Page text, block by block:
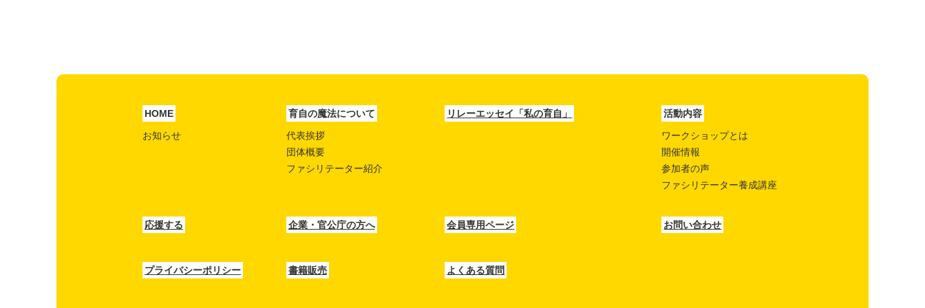
HOME
お知らせ
育自の魔法について
代表挨拶
団体概要
ファシリテーター紹介
リレーエッセイ「私の育自」
活動内容
ワークショップとは
開催情報
参加者の声
ファシリテーター養成講座
応援する 企業・官公庁の方へ 会員専用ページ お問い合わせ
プライバシーポリシー 書籍販売 よくある質問